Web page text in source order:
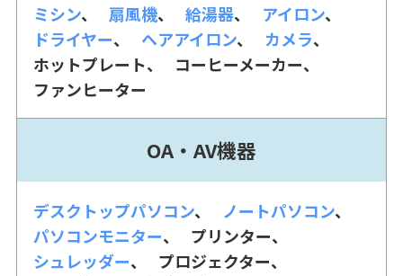
ミシン 扇風機 給湯器
アイロン
ドライヤー
ヘアアイロン
カメラ
ホットプレート
コーヒーメーカー
ファンヒーター
OA・AV機器
デスクトップパソコン
ノートパソコン
パソコンモニター
プリンター
シュレッダー
プロジェクター